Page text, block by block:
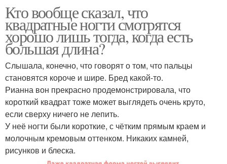
Кто вообще сказал, что
квадратные ногти смотрятся
хорошо лишь тогда, когда есть
большая длина?
Слышала, конечно, что говорят о том, что пальцы
становятся короче и шире. Бред какой-то.
Рианна вон прекрасно продемонстрировала, что
короткий квадрат тоже может выглядеть очень круто,
если сверху ничего не лепить.
У неё ногти были короткие, с чётким прямым краем и
молочным кремовым оттенком. Никаких камней,
рисунков и блеска.